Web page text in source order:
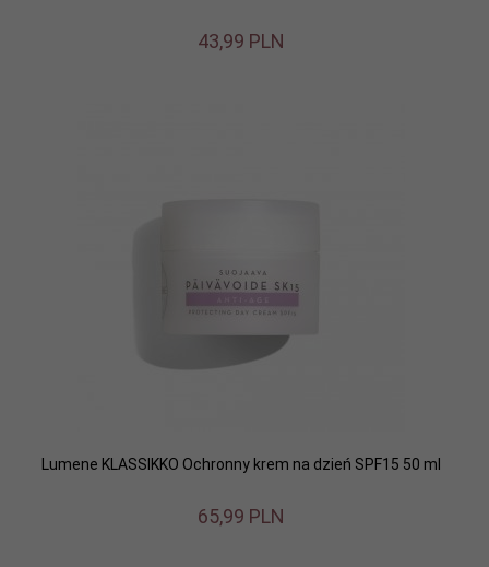
43,99 PLN
Lumene KLASSIKKO Ochronny krem na dzień SPF15 50 ml
65,99 PLN